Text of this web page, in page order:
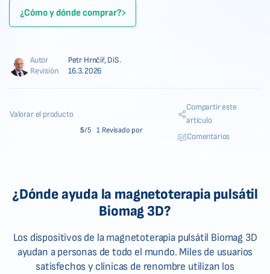
¿Cómo y dónde comprar?
Autor
Petr Hrnčíř, DiS.
Revisión
16.3.2026
Valorar el producto
5/5 1 Revisado por
Compartir este
artículo
Comentarios
¿Dónde ayuda la magnetoterapia pulsátil
Biomag 3D?
Los dispositivos de la magnetoterapia pulsátil Biomag 3D
ayudan a personas de todo el mundo. Miles de usuarios
satisfechos y clínicas de renombre utilizan los